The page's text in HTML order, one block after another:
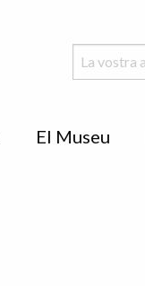
El Museu